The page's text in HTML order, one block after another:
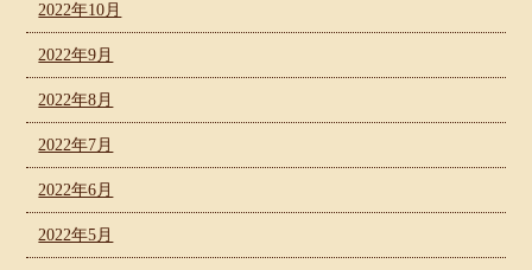
2022年10月
2022年9月
2022年8月
2022年7月
2022年6月
2022年5月